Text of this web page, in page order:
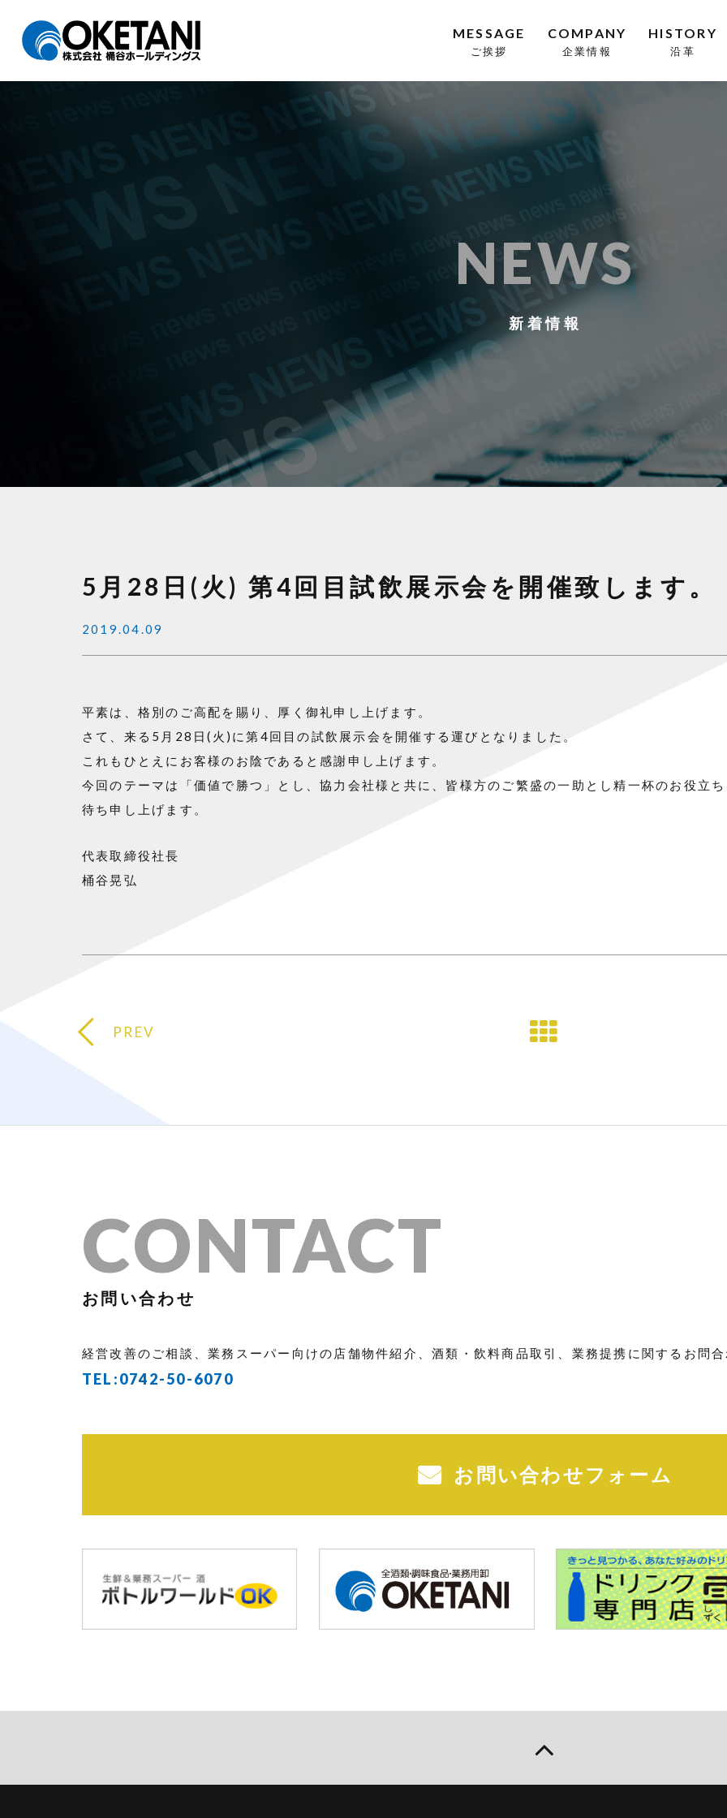
MESSAGE
ご挨拶
COMPANY
企業情報
HISTORY
沿革
NEWS
新着情報
5月28日(火) 第4回目試飲展示会を開催致します。
2019.04.09
平素は、格別のご高配を賜り、厚く御礼申し上げます。
さて、来る5月28日(火) に第4回目の試飲展示会を開催する運びとなりました。
これもひとえにお客様のお陰であると感謝申し上げます。
今回のテーマは「価値で勝つ」とし、協力会社様と共に、 皆様方のご繁盛の一助とし精一杯のお役立
待ち申し上げます。
代表取締役社長
桶谷晃弘
PREV
CONTACT
お問い合わせ
経営改善のご相談、業務スーパー向けの店舗物件紹介、酒類・飲料商品取引、業務提携に関するお問
TEL:0742-50-6070
お問い合わせフォーム